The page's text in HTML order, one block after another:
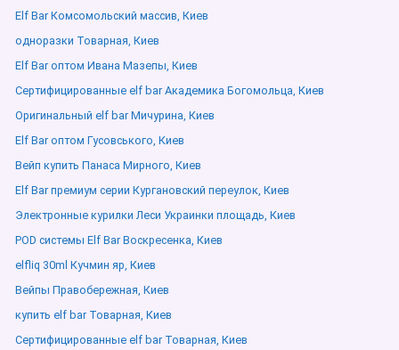
Elf Bar Комсомольский массив, Киев
одноразки Товарная, Киев
Elf Bar оптом Ивана Мазепы, Киев
Сертифицированные elf bar Академика Богомольца, Киев
Оригинальный elf bar Мичурина, Киев
Elf Bar оптом Гусовського, Киев
Вейп купить Панаса Мирного, Киев
Elf Bar премиум серии Кургановский переулок, Киев
Электронные курилки Леси Украинки площадь, Киев
POD системы Elf Bar Воскресенка, Киев
elfliq 30ml Кучмин яр, Киев
Вейпы Правобережная, Киев
купить elf bar Товарная, Киев
Сертифицированные elf bar Товарная, Киев